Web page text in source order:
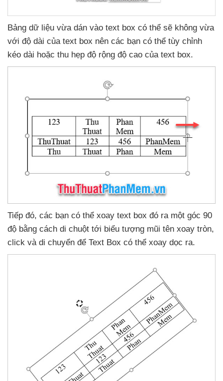
Bảng dữ liệu vừa dán vào text box có thể sẽ không vừa
với độ dài của text box nên các bạn có thể tùy chỉnh
kéo dài hoặc thu hẹp độ rộng độ cao của text box.
Tiếp đó, các bạn có thể xoay text box đó ra một góc 90
độ bằng cách di chuột tới biểu tượng mũi tên xoay tròn,
click và di chuyển để Text Box có thể xoay dọc ra.